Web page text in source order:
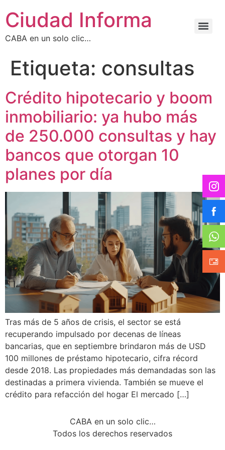
Ciudad Informa
CABA en un solo clic…
Etiqueta: consultas
Crédito hipotecario y boom
inmobiliario: ya hubo más
de 250.000 consultas y hay
bancos que otorgan 10
planes por día
Tras más de 5 años de crisis, el sector se está
recuperando impulsado por decenas de líneas
bancarias, que en septiembre brindaron más de USD
100 millones de préstamo hipotecario, cifra récord
desde 2018. Las propiedades más demandadas son las
destinadas a primera vivienda. También se mueve el
crédito para refacción del hogar El mercado […]
CABA en un solo clic…
Todos los derechos reservados